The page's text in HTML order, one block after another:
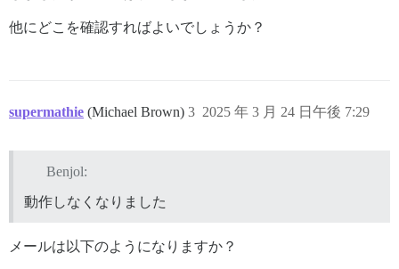
他にどこを確認すればよいでしょうか？
supermathie (Michael Brown) 2025 年 3 月 24 日午後 7:29
3
Benjol:
動作しなくなりました
メールは以下のようになりますか？